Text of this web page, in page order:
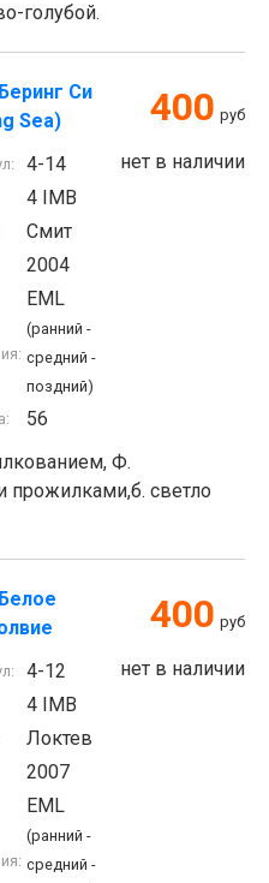
голубой.
Си
Sea)
400 руб
нет в наличии
4-14
4 IMB
Смит
2004
EML
(ранний -
средний -
поздний)
56
Ф.
светло
400 руб
нет в наличии
4-12
4 IMB
Локтев
2007
EML
(ранний -
средний -